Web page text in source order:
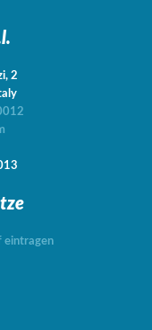
2
eintragen